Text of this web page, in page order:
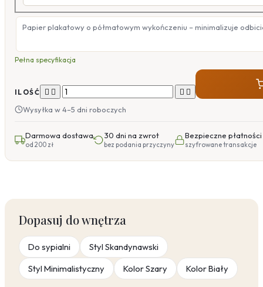
Papier plakatowy o półmatowym wykończeniu – minimalizuje
Pełna specyfikacja
ILOŚĆ    
Wysyłka w 4–5 dni roboczych
Darmowa dostawa
od 200 zł
30 dni na zwrot
bez podania przyczyny
Bezpieczne płatności
szyfrowane transakcje
Dopasuj do wnętrza
Do sypialni
Styl Skandynawski
Styl Minimalistyczny
Kolor Szary Kolor Biały